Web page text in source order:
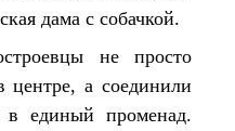
дама с собачкой.
не просто
а соединили
в единый променад.